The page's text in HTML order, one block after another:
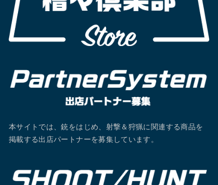
本サイトでは、銃をはじめ、射撃＆狩猟に関連する商品を
掲載する出店パートナーを募集しています。